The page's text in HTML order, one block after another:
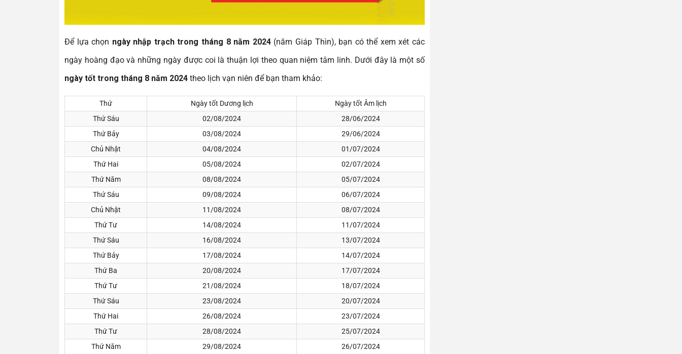
Để lựa chọn ngày nhập trạch trong tháng 8 năm 2024(năm Giáp Thìn), bạn có thể xem xét các
ngày hoàng đạo và những ngày được coi là thuận lợi theo quan niệm tâm linh. Dưới đây là một số
ngày tốt trong tháng 8 năm 2024 theo lịch vạn niên để bạn tham khảo:
Thứ Ngày tốt Dương lịch
Ngày tốt Âm lịch
Thứ Sáu
02/08/2024
28/06/2024
Thứ Bảy
03/08/2024
29/06/2024
Chủ Nhật
04/08/2024
01/07/2024
Thứ Hai
05/08/2024
02/07/2024
Thứ Năm
08/08/2024
05/07/2024
Thứ Sáu
09/08/2024
06/07/2024
Chủ Nhật
11/08/2024
08/07/2024
Thứ Tư
14/08/2024
11/07/2024
Thứ Sáu
16/08/2024
13/07/2024
Thứ Bảy
17/08/2024
14/07/2024
Thứ Ba
20/08/2024
17/07/2024
Thứ Tư
21/08/2024
18/07/2024
Thứ Sáu
23/08/2024
20/07/2024
Thứ Hai
26/08/2024
23/07/2024
Thứ Tư
28/08/2024
25/07/2024
Thứ Năm
29/08/2024 26/07/2024